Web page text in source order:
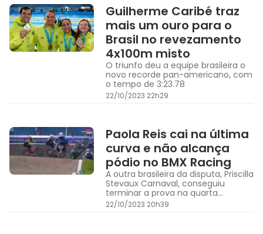
Guilherme Caribé traz
mais um ouro para o
Brasil no revezamento
4x100m misto
O triunfo deu a equipe brasileira o
novo recorde pan-americano, com
o tempo de 3:23.78
22/10/2023 22h29
Paola Reis cai na última
curva e não alcança
pódio no BMX Racing
A outra brasileira da disputa, Priscilla
Stevaux Carnaval, conseguiu
terminar a prova na quarta
posição.
22/10/2023 20h39